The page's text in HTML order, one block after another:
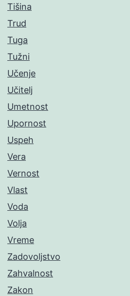
Tišina
Trud
Tuga
Tužni
Učenje
Učitelj
Umetnost
Upornost
Uspeh
Vera
Vernost
Vlast
Voda
Volja
Vreme
Zadovoljstvo
Zahvalnost
Zakon